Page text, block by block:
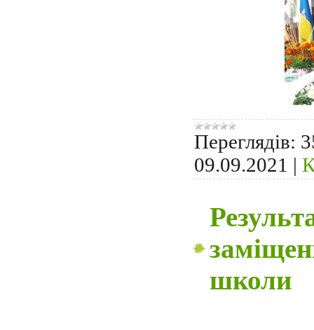
Переглядів:
09.09.2021 |
школи